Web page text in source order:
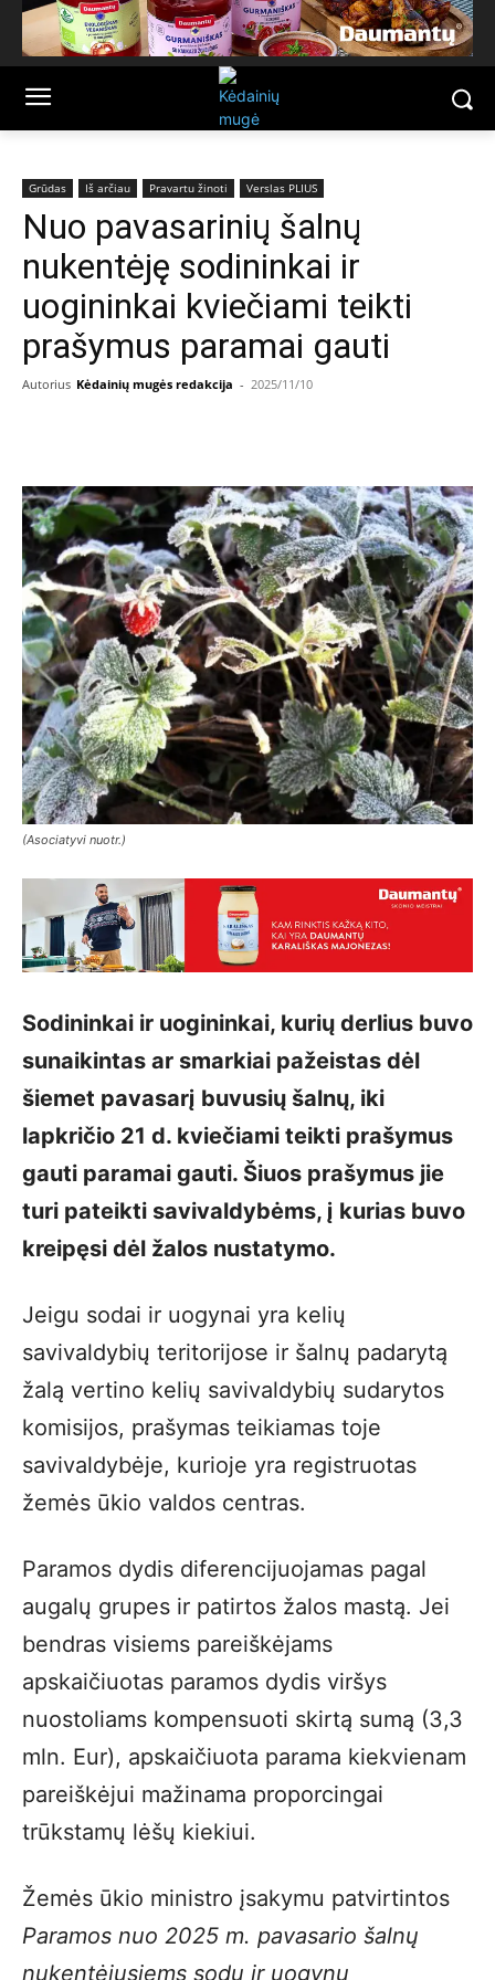
Grūdas Iš arčiau Pravartu žinoti Verslas PLIUS
Nuo pavasarinių šalnų
nukentėję sodininkai ir
uogininkai kviečiami teikti
prašymus paramai gauti
Autorius Kėdainių mugės redakcija - 2025/11/10
(Asociatyvi nuotr.)
Sodininkai ir uogininkai, kurių derlius buvo
sunaikintas ar smarkiai pažeistas dėl
šiemet pavasarį buvusių šalnų, iki
lapkričio 21 d. kviečiami teikti prašymus
gauti paramai gauti. Šiuos prašymus jie
turi pateikti savivaldybėms, į kurias buvo
kreipęsi dėl žalos nustatymo.
Jeigu sodai ir uogynai yra kelių
savivaldybių teritorijose ir šalnų padarytą
žalą vertino kelių savivaldybių sudarytos
komisijos, prašymas teikiamas toje
savivaldybėje, kurioje yra registruotas
žemės ūkio valdos centras.
Paramos dydis diferencijuojamas pagal
augalų grupes ir patirtos žalos mastą. Jei
bendras visiems pareiškėjams
apskaičiuotas paramos dydis viršys
nuostoliams kompensuoti skirtą sumą (3,3
mln. Eur), apskaičiuota parama kiekvienam
pareiškėjui mažinama proporcingai
trūkstamų lėšų kiekiui.
Žemės ūkio ministro įsakymu patvirtintos
Paramos nuo 2025 m. pavasario šalnų
nukentėjusiems sodų ir uogynų